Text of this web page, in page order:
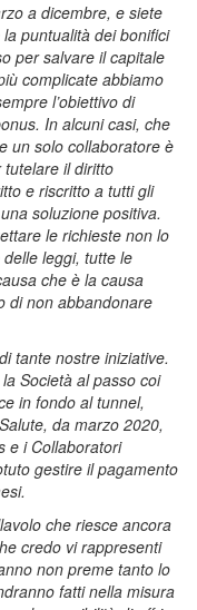
a dicembre, e siete
puntualità dei bonifici
per salvare il capitale
complicate abbiamo
l’obiettivo di
In alcuni casi, che
un solo collaboratore è
il diritto
e riscritto a tutti gli
soluzione positiva.
le richieste non lo
leggi, tutte le
che è la causa
di non abbandonare
tante nostre iniziative.
Società al passo coi
in fondo al tunnel,
da marzo 2020,
e i Collaboratori
gestire il pagamento
che riesce ancora
credo vi rappresenti
non preme tanto lo
fatti nella misura